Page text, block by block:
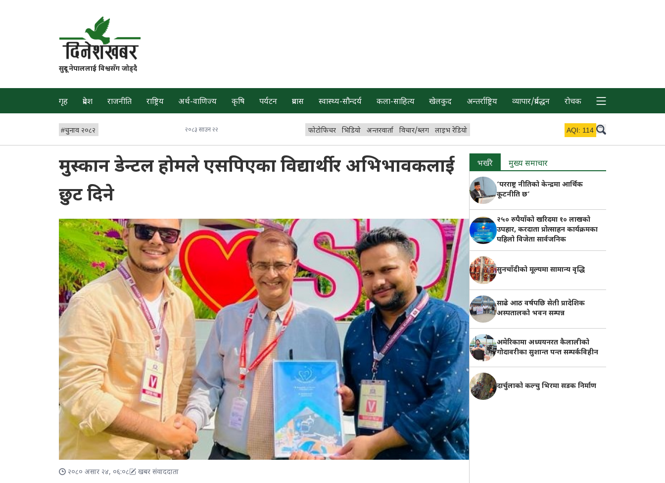
सुदूर नेपाललाई विश्वसँग जोड्दै
गृह प्रदेश राजनीति राष्ट्रिय अर्थ-वाणिज्य कृषि पर्यटन प्रवास स्वास्थ्य-सौन्दर्य कला-साहित्य खेलकुद अन्तर्राष्ट्रिय व्यापार/प्रर्वद्धन रोचक
#चुनाव २०८२ २०८३ साउन २२ फोटोफिचर भिडियो अन्तरवार्ता विचार/ब्लग लाइभ रेडियो AQI: 114
मुस्कान डेन्टल होमले एसपिएका विद्यार्थी र अभिभावकलाई
छुट दिने
२०८० असार २४, ०६:०८ खबर संवाददाता
भर्खरै मुख्य समाचार
‘परराष्ट्र नीतिको केन्द्रमा आर्थिक
कूटनीति छ’
२५० रुपैयाँको खरिदमा १० लाखको
उपहार, करदाता प्रोत्साहन कार्यक्रमका
पहिलो विजेता सार्वजनिक
सुनचाँदीको मूल्यमा सामान्य वृद्धि
साढे आठ वर्षपछि सेती प्रादेशिक
अस्पतालको भवन सम्पन्न
अमेरिकामा अध्ययनरत कैलालीको
गोदावरीका सुशान्त पन्त सम्पर्कविहीन
दार्चुलाको कल्चु भिरमा सडक निर्माण